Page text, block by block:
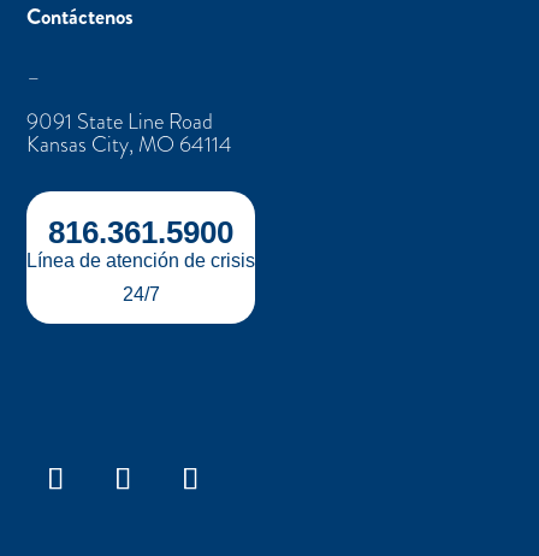
Contáctenos
–
9091 State Line Road
Kansas City, MO 64114
816.361.5900
Línea de atención de crisis
24/7